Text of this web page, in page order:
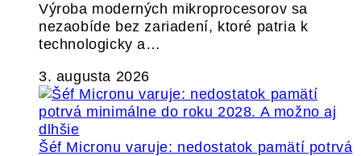
Výroba moderných mikroprocesorov sa
nezaobíde bez zariadení, ktoré patria k
technologicky a…
3. augusta 2026
Šéf Micronu varuje: nedostatok pamätí potrvá